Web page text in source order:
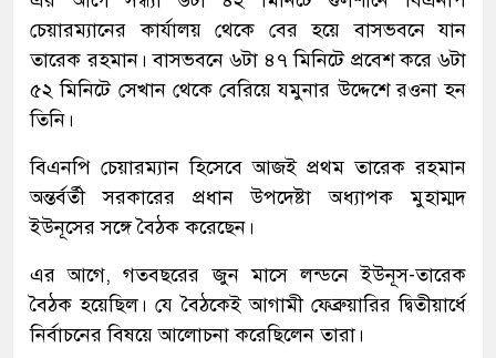
চেয়ারম্যানের কার্যালয় থেকে বের হয়ে বাসভবনে যান
তারেক রহমান। বাসভবনে ৬টা ৪৭ মিনিটে প্রবেশ করে ৬টা
৫২ মিনিটে সেখান থেকে বেরিয়ে যমুনার উদ্দেশে রওনা হন
তিনি।
বিএনপি চেয়ারম্যান হিসেবে আজই প্রথম তারেক রহমান
অন্তর্বর্তী সরকারের প্রধান উপদেষ্টা অধ্যাপক মুহাম্মদ
ইউনূসের সঙ্গে বৈঠক করেছেন।
এর আগে, গতবছরের জুন মাসে লন্ডনে ইউনূস-তারেক
বৈঠক হয়েছিল। যে বৈঠকেই আগামী ফেব্রুয়ারির দ্বিতীয়ার্ধে
নির্বাচনের বিষয়ে আলোচনা করেছিলেন তারা।